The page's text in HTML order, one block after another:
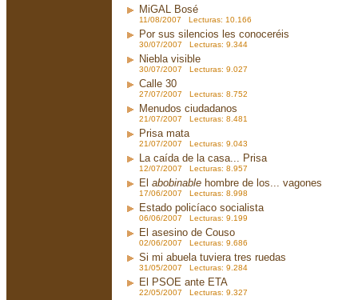
MiGAL Bosé
11/08/2007 Lecturas: 10.166
Por sus silencios les conoceréis
30/07/2007 Lecturas: 9.344
Niebla visible
30/07/2007 Lecturas: 9.027
Calle 30
27/07/2007 Lecturas: 8.752
Menudos ciudadanos
21/07/2007 Lecturas: 8.481
Prisa mata
21/07/2007 Lecturas: 9.043
La caída de la casa... Prisa
12/07/2007 Lecturas: 8.957
El abobinable hombre de los... vagones
17/06/2007 Lecturas: 8.998
Estado policíaco socialista
06/06/2007 Lecturas: 9.199
El asesino de Couso
02/06/2007 Lecturas: 9.686
Si mi abuela tuviera tres ruedas
31/05/2007 Lecturas: 9.284
El PSOE ante ETA
22/05/2007 Lecturas: 9.327